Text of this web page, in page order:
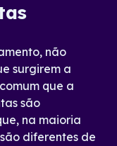
não
surgirem a
que a
são
na maioria
diferentes de